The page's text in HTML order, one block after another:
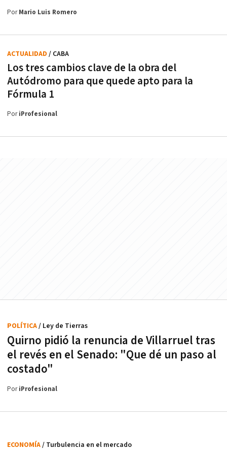
PorMario Luis Romero
Los tres cambios clave de la obra del
Autódromo para que quede apto para la
Fórmula 1
ACTUALIDAD / CABA
PoriProfesional
Quirno pidió la renuncia de Villarruel tras
el revés en el Senado: "Que dé un paso al
costado"
POLÍTICA/ Ley de Tierras
PoriProfesional
ECONOMÍA/ Turbulencia en el mercado